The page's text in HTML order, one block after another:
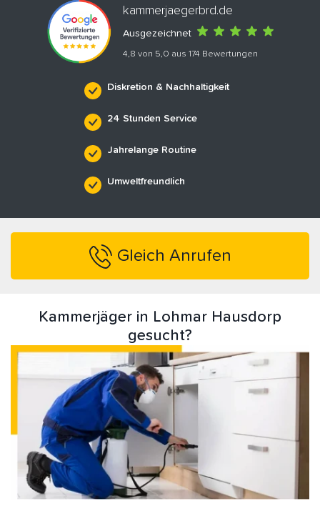
kammerjaegerbrd.de
Ausgezeichnet
4,8 von 5,0 aus 174 Bewertungen
Diskretion & Nachhaltigkeit
24 Stunden Service
Jahrelange Routine
Umweltfreundlich
Gleich Anrufen
Kammerjäger in Lohmar Hausdorp
gesucht?